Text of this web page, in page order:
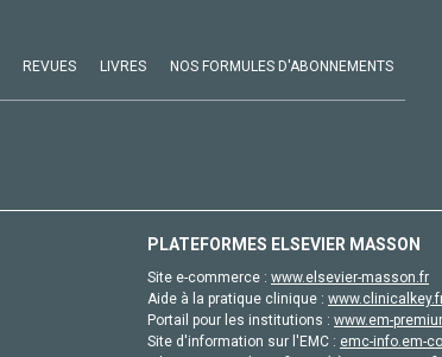
REVUES LIVRES NOS FORMULES D'ABONNEMENTS
PLATEFORMES ELSEVIER MASSON
Site e-commerce : www.elsevier-masson.fr
Aide à la pratique clinique :
Portail pour les institutions : www.em-
Site d'information sur l'EMC : emc-info.em-